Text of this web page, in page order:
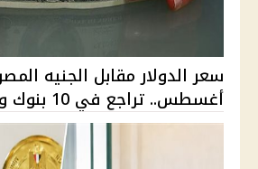
أغسطس.. تراجع في 10 بنوك وارت...